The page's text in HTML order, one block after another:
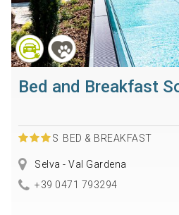
Bed and Breakfast
S BED & BREAKFAST
Selva - Val Gardena
+39 0471 793294